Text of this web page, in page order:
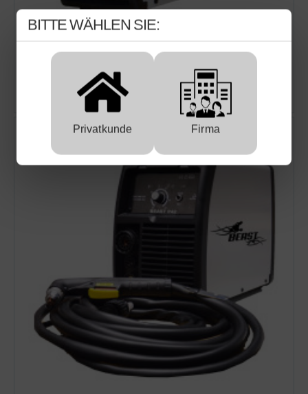
PlaTec DC-WIG Schweißgerät BEAST 200 WIG pulse
BITTE WÄHLEN SIE:
Privatkunde Firma